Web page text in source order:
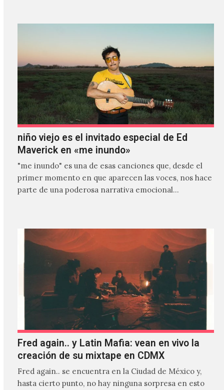
niño viejo es el invitado especial de Ed
Maverick en «me inundo»
"me inundo" es una de esas canciones que, desde el
primer momento en que aparecen las voces, nos hace
parte de una poderosa narrativa emocional…
Fred again.. y Latin Mafia: vean en vivo la
creación de su mixtape en CDMX
Fred again.. se encuentra en la Ciudad de México y,
hasta cierto punto, no hay ninguna sorpresa en esto